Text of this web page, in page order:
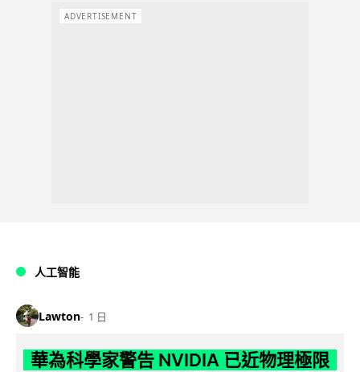
ADVERTISEMENT
人工智能
Lawton 1 日
華為科學家警告 NVIDIA 已近物理極限